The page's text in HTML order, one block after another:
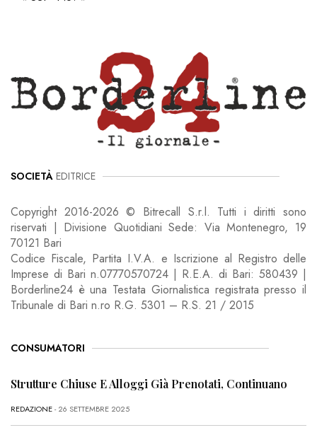
SOCIETÀ EDITRICE
Copyright 2016-2026 © Bitrecall S.r.l. Tutti i diritti sono
riservati | Divisione Quotidiani Sede: Via Montenegro, 19
70121 Bari
Codice Fiscale, Partita I.V.A. e Iscrizione al Registro delle
Imprese di Bari n.07770570724 | R.E.A. di Bari: 580439 |
Borderline24 è una Testata Giornalistica registrata presso il
Tribunale di Bari n.ro R.G. 5301 – R.S. 21 / 2015
CONSUMATORI
Strutture Chiuse E Alloggi Già Prenotati, Continuano
REDAZIONE- 26 SETTEMBRE 2025